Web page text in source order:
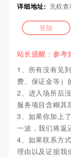
详细地址: 无权查
登陆
站长提醒：参考
1、所有没有见
费、保证金等）
2、进入场所后
服务项目含糊其
3、如果你加上
一波，我们将返
4、如果联系方
理由以及证据我